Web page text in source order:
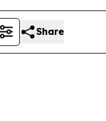
Share